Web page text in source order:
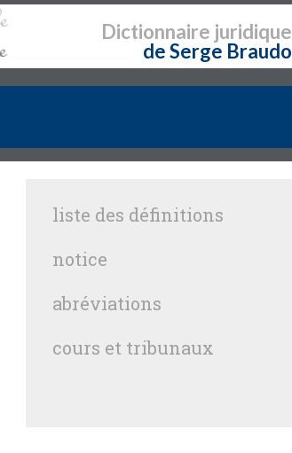
Dictionnaire juridique
de Serge Braudo
liste des définitions
notice
abréviations
cours et tribunaux